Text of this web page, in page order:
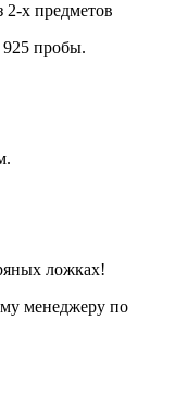
х предметов
925 пробы.
ложках!
менеджеру по